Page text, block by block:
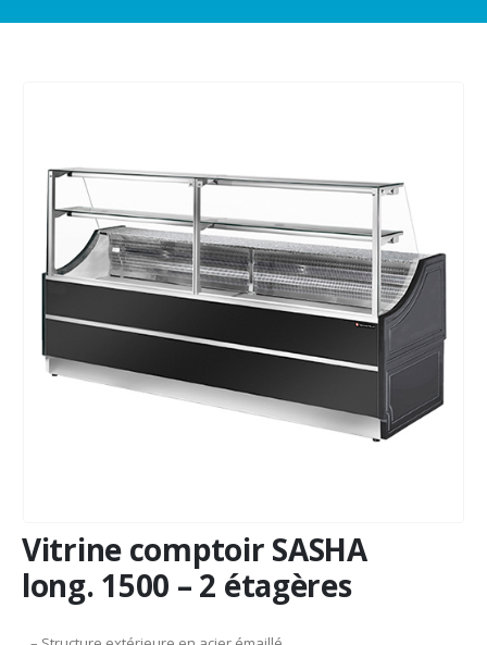
Vitrine comptoir SASHA
long. 1500 – 2 étagères